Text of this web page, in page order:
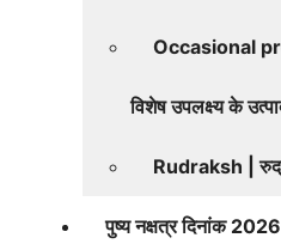
Occasional
विशेष उपलक्ष्य के
Rudraksh |
पुष्य नक्षत्र दिनांक